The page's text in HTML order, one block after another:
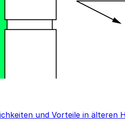
und Vorteile in älteren